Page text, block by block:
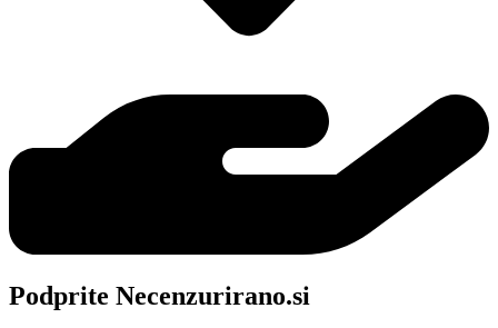
Podprite Necenzurirano.si